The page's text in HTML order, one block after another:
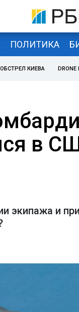
ПОЛИТИКА
ОБСТРЕЛ КИЕВА DRONE
в
экипажа и